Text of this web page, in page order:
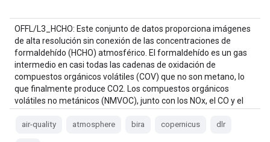
OFFL/L3_HCHO: Este conjunto de datos proporciona imágenes
de alta resolución sin conexión de las concentraciones de
formaldehído (HCHO) atmosférico. El formaldehído es un gas
intermedio en casi todas las cadenas de oxidación de
compuestos orgánicos volátiles (COV) que no son metano, lo
que finalmente produce CO2. Los compuestos orgánicos
volátiles no metánicos (NMVOC), junto con los NOx, el CO y el
air-quality atmosphere bira copernicus dlr